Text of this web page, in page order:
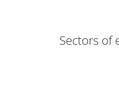
Sectors of